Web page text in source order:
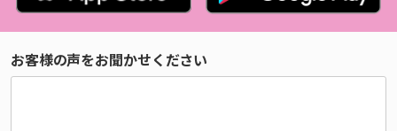
お客様の声をお聞かせください